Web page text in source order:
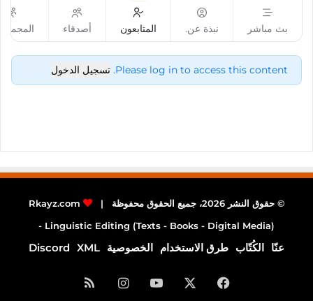
بث مباشر نبذة عن. المتابعون أصدقاء
Please log in to access this content. تسجيل الدخول
© حقوق النشر 2026، جميع الحقوق محفوظة |
Rkayz.com
Linguistic Editing (Texts - Books - Digital Media) -
عنّا الكُتّاب طرق الاستخدام الخصوصية XML
Discord
فيسبوك ‫YouTubeانستقرامملخص